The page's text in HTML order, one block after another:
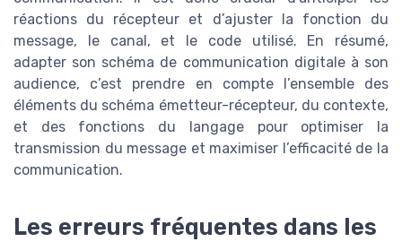
réactions du récepteur et d’ajuster la fonction du
message, le canal, et le code utilisé. En résumé,
adapter son schéma de communication digitale à son
audience, c’est prendre en compte l’ensemble des
éléments du schéma émetteur-récepteur, du contexte,
et des fonctions du langage pour optimiser la
transmission du message et maximiser l’efficacité de la
communication.
Les erreurs fréquentes dans les